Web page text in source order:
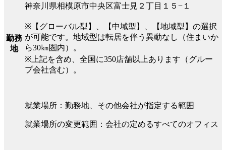
勤務
地
神奈川県相模原市中央区富士見２丁目１５−１
※【グローバル型】、【中域型】、【地域型】の選択
が可能です。地域型は転居を伴う異動なし（住まいか
ら30㎞圏内）。
※上記を含め、全国に350店舗以上あります（グルー
プ会社含む）。
就業場所：勤務地、その他会社が指定する範囲
就業場所の変更範囲：会社の定めるすべてのオフィス